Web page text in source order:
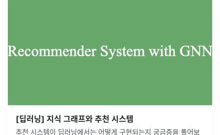
[딥러닝] 지식 그래프와 추천 시스템
추천 시스템이 딥러닝에서는 어떻게 구현되는지 궁금증을 풀어보